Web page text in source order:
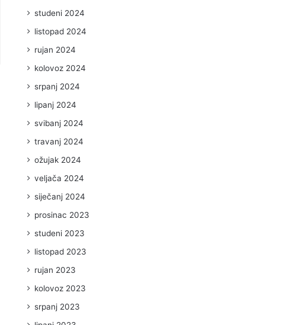
studeni 2024
listopad 2024
rujan 2024
kolovoz 2024
srpanj 2024
lipanj 2024
svibanj 2024
travanj 2024
ožujak 2024
veljača 2024
siječanj 2024
prosinac 2023
studeni 2023
listopad 2023
rujan 2023
kolovoz 2023
srpanj 2023